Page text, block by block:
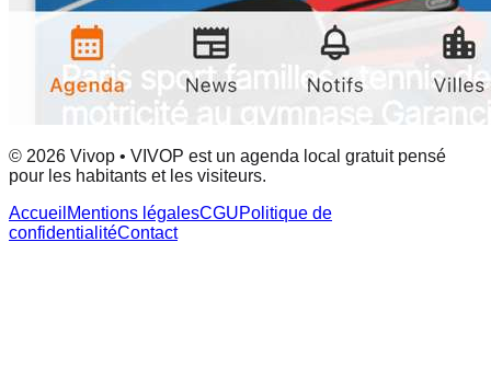
© 2026 Vivop • VIVOP est un agenda local gratuit pensé
pour les habitants et les visiteurs.
Accueil Mentions légalesCGUPolitique de
confidentialitéContact